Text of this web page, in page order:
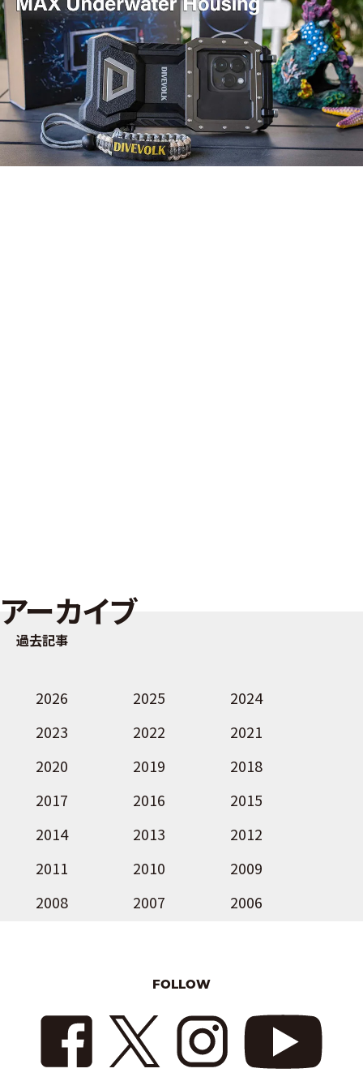
アーカイブ
過去記事
2026 2025
2024
2023
2022
2021
2020
2019
2018
2017
2016
2015
2014
2013
2012
2011
2010
2009
2008
2007 2006
FOLLOW